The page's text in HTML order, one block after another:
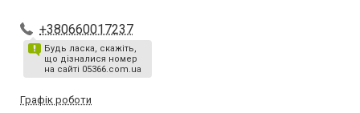
+380660017237
Будь ласка, скажіть,
що дізналися номер
на сайті 05366.com.ua
Графік роботи